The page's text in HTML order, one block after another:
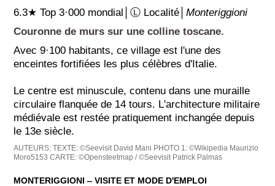
6.3★ Top 3·000 mondial│Ⓛ Localité│Monteriggioni
Couronne de murs sur une colline toscane.
Avec 9·100 habitants, ce village est l'une des
enceintes fortifiées les plus célèbres d'Italie.
Le centre est minuscule, contenu dans une muraille
circulaire flanquée de 14 tours. L'architecture militaire
médiévale est restée pratiquement inchangée depuis
le 13e siècle.
AUTEURS:TEXTE: ©Seevisit David Mani PHOTO 1: ©Wikipedia Maurizio
Moro5153 CARTE: ©Opensteetmap / ©Seevisit Patrick Palmas
MONTERIGGIONI ‒ VISITE ET MODE D'EMPLOI